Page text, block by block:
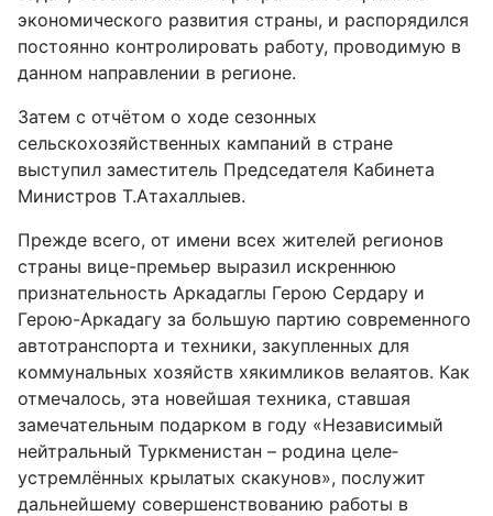
экономического развития страны, и распорядился
постоянно контролировать работу, проводимую в
данном направлении в регионе.
Затем с отчётом о ходе сезонных
сельскохозяйственных кампаний в стране
выступил заместитель Председателя Кабинета
Министров Т.Атахаллыев.
Прежде всего, от имени всех жителей регионов
страны вице-премьер выразил искреннюю
признательность Аркадаглы Герою Сердару и
Герою-Аркадагу за большую партию современного
автотранспорта и техники, закупленных для
коммунальных хозяйств хякимликов велаятов. Как
отмечалось, эта новейшая техника, ставшая
замечательным подарком в году «Независимый
нейтральный Туркменистан – родина целе­
устремлённых крылатых скакунов», послужит
дальнейшему совершенствованию работы в